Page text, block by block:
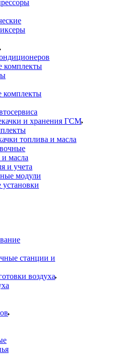
комплекты
и хранения ГСМ
топлива и масла
масла
и учета
модули
станции и
воздуха